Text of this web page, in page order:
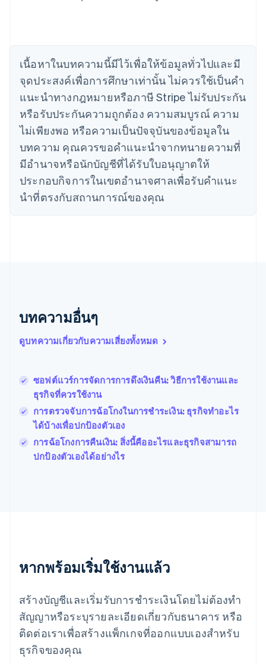
เนื้อหาในบทความนี้มีไว้เพื่อให้ข้อมูลทั่วไปและมี
จุดประสงค์เพื่อการศึกษาเท่านั้น ไม่ควรใช้เป็นคํา
แนะนําทางกฎหมายหรือภาษี Stripe ไม่รับประกัน
หรือรับประกันความถูกต้อง ความสมบูรณ์ ความ
ไม่เพียงพอ หรือความเป็นปัจจุบันของข้อมูลใน
บทความ คุณควรขอคําแนะนําจากทนายความที่
มีอํานาจหรือนักบัญชีที่ได้รับใบอนุญาตให้
ประกอบกิจการในเขตอํานาจศาลเพื่อรับคําแนะ
นําที่ตรงกับสถานการณ์ของคุณ
บทความอื่นๆ
ดูบทความเกี่ยวกับความเสี่ยงทั้งหมด
ซอฟต์แวร์การจัดการการดึงเงินคืน: วิธีการใช้งานและ
ธุรกิจที่ควรใช้งาน
การตรวจจับการฉ้อโกงในการชําระเงิน: ธุรกิจทําอะไร
ได้บ้างเพื่อปกป้องตัวเอง
การฉ้อโกงการคืนเงิน: สิ่งนี้คืออะไรและธุรกิจสามารถ
ปกป้องตัวเองได้อย่างไร
หากพร้อมเริ่มใช้งานแล้ว
สร้างบัญชีและเริ่มรับการชำระเงินโดยไม่ต้องทำ
สัญญาหรือระบุรายละเอียดเกี่ยวกับธนาคาร หรือ
ติดต่อเราเพื่อสร้างแพ็กเกจที่ออกแบบเองสำหรับ
ธุรกิจของคุณ
简体中文English
ไซปรัส
English
ญี่ปุ่น
日本語 English
เดนมาร์ก
English
ไทย
English
นอร์เวย์
English
นิวซีแลนด์
เนเธอร์แลนด์
Français
โปรตุเกส
โปแลนด์
FrançaisEnglish
ฟินแลนด์
English
มอลตา
English
มาเลเซีย
简体中文
เม็กซิโก
ลักเซมเบิร์ก
Français Deutsch English
English
ลิกเตนสไตน์
DeutschEnglish
ลิทัวเนีย
English
สเปน